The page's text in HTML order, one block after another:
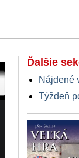
Ďalšie
Nájdené
Týždeň